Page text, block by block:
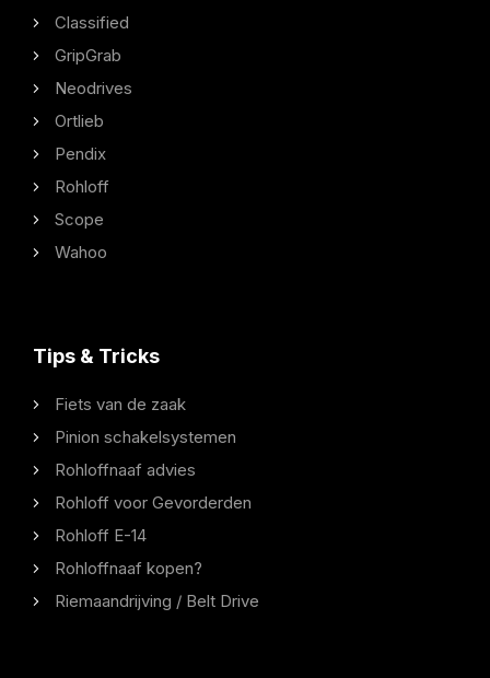
Classified
GripGrab
Neodrives
Ortlieb
Pendix
Rohloff
Scope
Wahoo
Tips & Tricks
Fiets van de zaak
Pinion schakelsystemen
Rohloffnaaf advies
Rohloff voor Gevorderden
Rohloff E-14
Rohloffnaaf kopen?
Riemaandrijving / Belt Drive